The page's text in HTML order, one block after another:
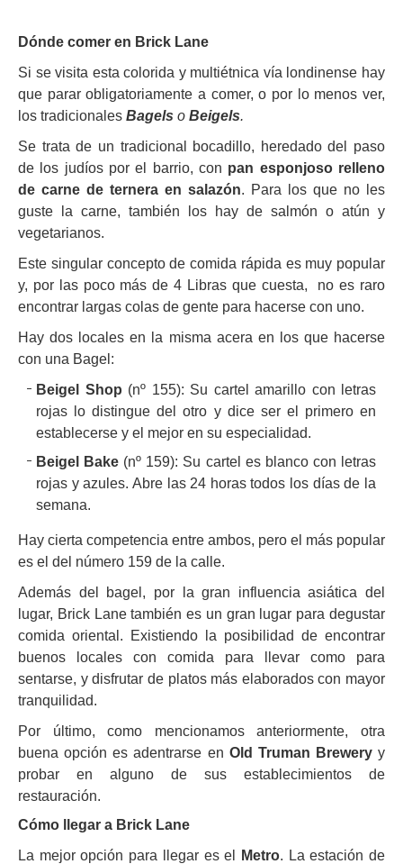
Dónde comer en Brick Lane
Si se visita esta colorida y multiétnica vía londinense hay
que parar obligatoriamente a comer, o por lo menos ver,
los tradicionales Bagels o Beigels.
Se trata de un tradicional bocadillo, heredado del paso
de los judíos por el barrio, con pan esponjoso relleno
de carne de ternera en salazón. Para los que no les
guste la carne, también los hay de salmón o atún y
vegetarianos.
Este singular concepto de comida rápida es muy popular
y, por las poco más de 4 Libras que cuesta, no es raro
encontrar largas colas de gente para hacerse con uno.
Hay dos locales en la misma acera en los que hacerse
con una Bagel:
Beigel Shop (nº 155): Su cartel amarillo con letras
rojas lo distingue del otro y dice ser el primero en
establecerse y el mejor en su especialidad.
Beigel Bake (nº 159): Su cartel es blanco con letras
rojas y azules. Abre las 24 horas todos los días de la
semana.
Hay cierta competencia entre ambos, pero el más popular
es el del número 159 de la calle.
Además del bagel, por la gran influencia asiática del
lugar, Brick Lane también es un gran lugar para degustar
comida oriental. Existiendo la posibilidad de encontrar
buenos locales con comida para llevar como para
sentarse, y disfrutar de platos más elaborados con mayor
tranquilidad.
Por último, como mencionamos anteriormente, otra
buena opción es adentrarse en Old Truman Breweryy
probar en alguno de sus establecimientos de
restauración.
Cómo llegar a Brick Lane
La mejor opción para llegar es el
Metro. La estación de